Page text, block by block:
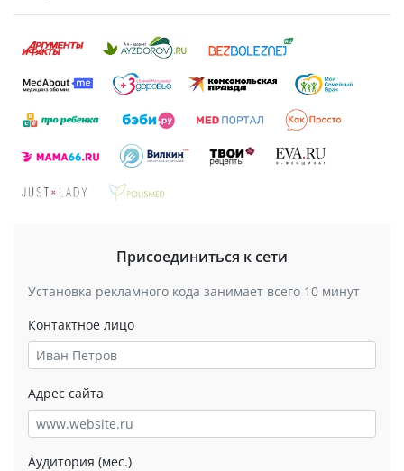
Присоединиться к сети
Установка рекламного кода занимает всего 10 минут
Контактное лицо
Адрес сайта
Аудитория (мес.)